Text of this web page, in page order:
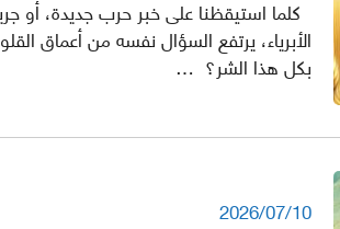
كلما استيقظنا على خبر حرب جديدة، أو
الأبرياء، يرتفع السؤال نفسه من أعماق
بكل هذا الشر؟ …
2026/07/10